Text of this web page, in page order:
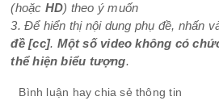
(hoặc HD) theo ý muốn
3. Để hiển thị nội dung phụ đề, nhấn
đề [cc]. Một số video không có
thể hiện biểu tượng.
Bình luận hay chia sẻ thông tin